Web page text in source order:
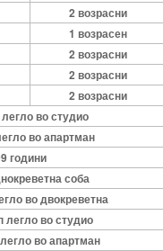
2 возрасни
1 возрасен
2 возрасни
2 возрасни
2 возрасни
во студио
во апартман
години
соба
во двокреветна
легло во студио
во апартман